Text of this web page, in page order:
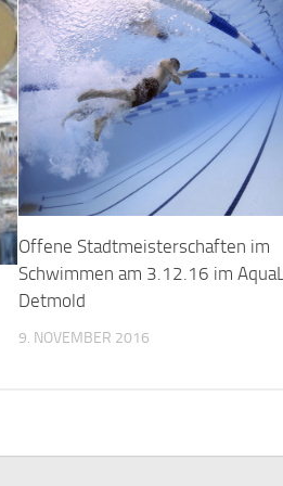
Offene Stadtmeisterschaften im
Schwimmen am 3.12.16 im
Detmold
9. NOVEMBER 2016